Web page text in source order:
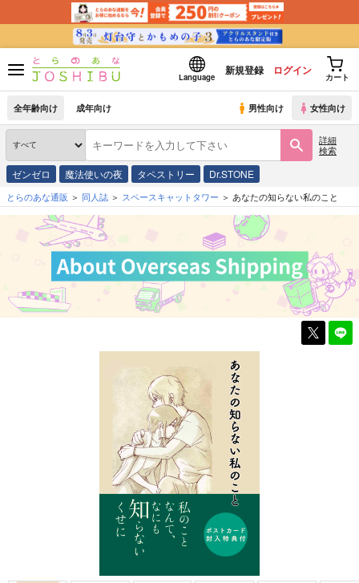
Language
新規登録 ログイン
カート
全年齢向け 成年向け 男性向け 女性向け
詳細
検索
ゼンゼロ 魔法使いの夜 タペストリー Dr.STONE
とらのあな通販 同人誌 スペースキャットタワー あなたの知らない私のこと